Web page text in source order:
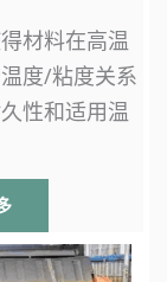
材料在高温
度/粘度关系
性和适用温